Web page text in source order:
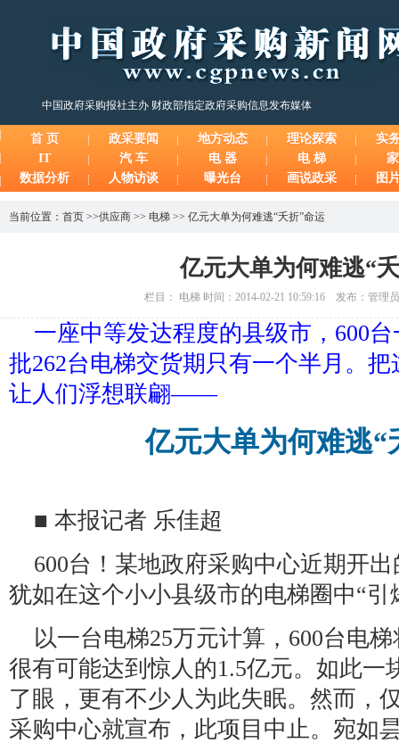
中国政府采购报社主办 财政部指定政府采购信息发布媒体
首 页 政采要闻 地方动态 理论探索
实
IT
汽 车 电 器 电 梯
数据分析
人物访谈 曝光台 画说政采 图
当前位置： 首页 >>供应商 >> 电梯 >> 亿元大单为何难逃“夭折”命运
亿元大单为何难逃“
栏目： 电梯 时间：2014-02-21 10:59:16 发布：管理
一座中等发达程度的县级市，600
批262台电梯交货期只有一个半月。
让人们浮想联翩——
亿元大单为何难逃“
■ 本报记者 乐佳超
600台！某地政府采购中心近期开
犹如在这个小小县级市的电梯圈中“引
以一台电梯25万元计算，600台电
很有可能达到惊人的1.5亿元。如此一
了眼，更有不少人为此失眠。然而，
采购中心就宣布，此项目中止。宛如